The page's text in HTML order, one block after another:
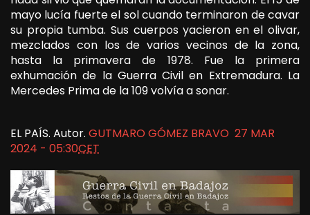
mayo lucía fuerte el sol cuando terminaron de cavar
su propia tumba. Sus cuerpos yacieron en el olivar,
mezclados con los de varios vecinos de la zona,
hasta la primavera de 1978. Fue la primera
exhumación de la Guerra Civil en Extremadura. La
Mercedes Prima de la 109 volvía a sonar.
EL PAÍS. Autor. GUTMARO GÓMEZ BRAVO 27 MAR
2024 - 05:30CET